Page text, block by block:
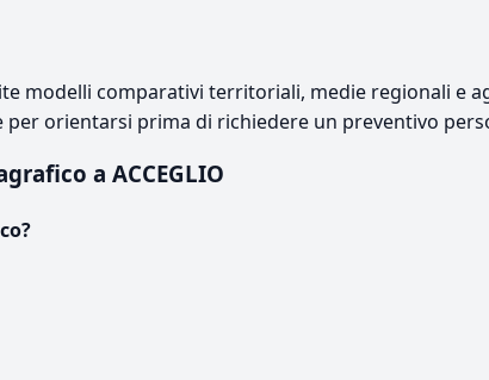
modelli comparativi territoriali, medie regionali e
orientarsi prima di richiedere un preventivo
a ACCEGLIO